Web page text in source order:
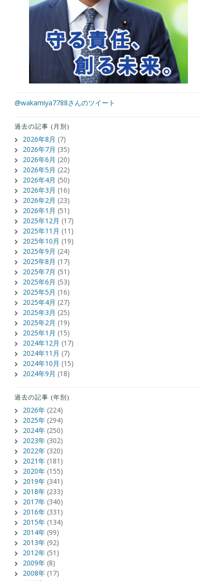
@wakamiya7788さんのツイート
過去の記事 (月別)
2026年8月 (7)
2026年7月 (35)
2026年6月 (20)
2026年5月 (22)
2026年4月 (50)
2026年3月 (16)
2026年2月 (23)
2026年1月 (51)
2025年12月 (17)
2025年11月 (11)
2025年10月 (19)
2025年9月 (24)
2025年8月 (17)
2025年7月 (51)
2025年6月 (53)
2025年5月 (16)
2025年4月 (27)
2025年3月 (25)
2025年2月 (19)
2025年1月 (15)
2024年12月 (17)
2024年11月 (7)
2024年10月 (15)
2024年9月 (18)
過去の記事 (年別)
2026年 (224)
2025年 (294)
2024年 (250)
2023年 (302)
2022年 (320)
2021年 (181)
2020年 (155)
2019年 (341)
2018年 (233)
2017年 (340)
2016年 (331)
2015年 (134)
2014年 (99)
2013年 (92)
2012年 (51)
2009年 (8)
2008年 (17)